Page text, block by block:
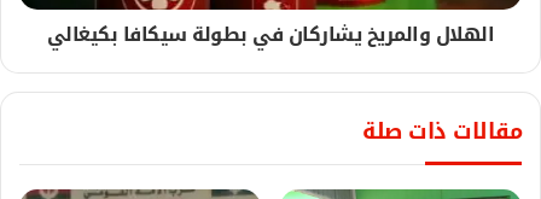
الهلال والمريخ يشاركان في بطولة سيكافا بكيغالي
مقالات ذات صلة